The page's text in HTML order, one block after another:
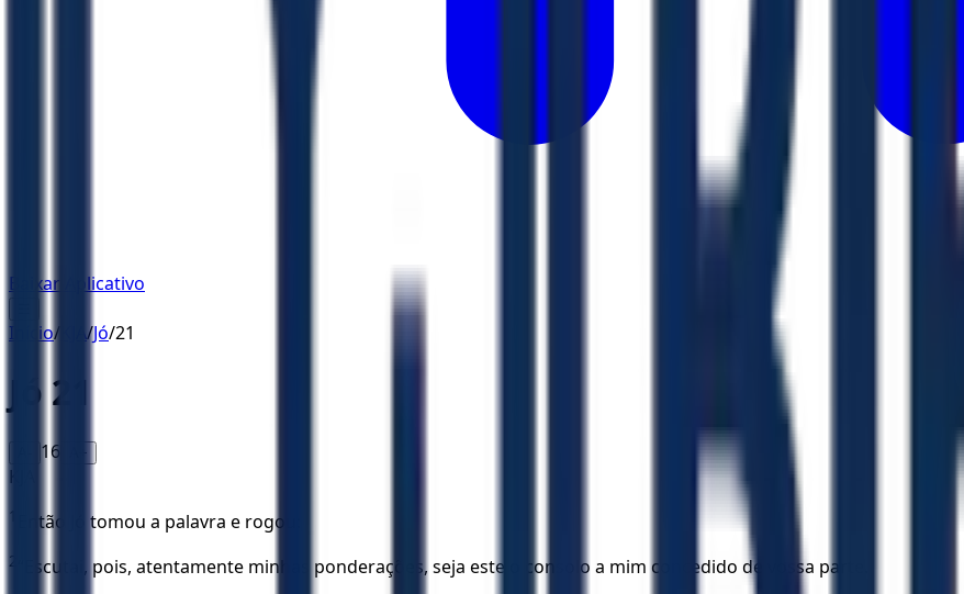
Baixar Aplicativo
Início/ KJA/Jó/21
Jó 21
16 A+
KJA
1 Então Jó tomou a palavra e rogou:
2 “Escutai, pois, atentamente minhas ponderações, seja este o consolo a mim concedido de vossa parte.